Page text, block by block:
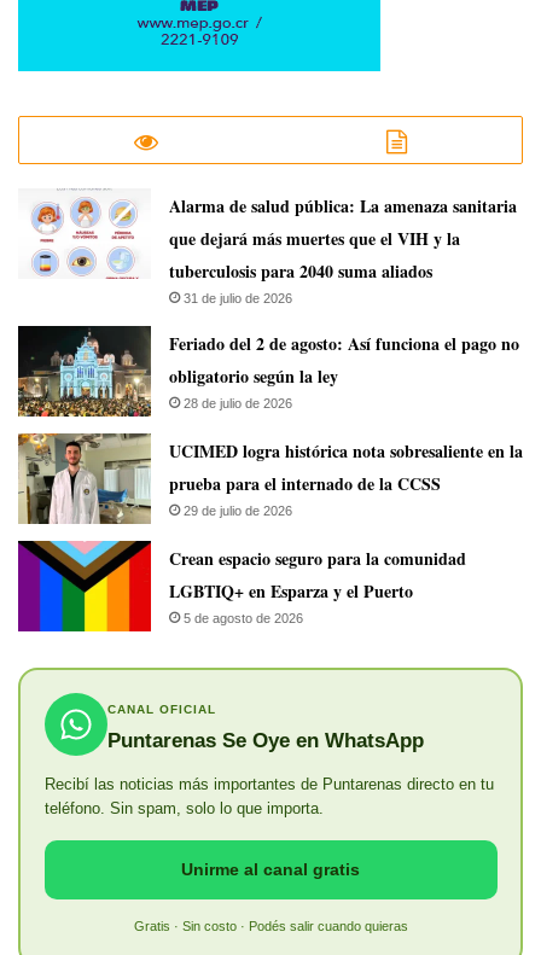
​Alarma de salud pública: La amenaza sanitaria
que dejará más muertes que el VIH y la
tuberculosis para 2040 suma aliados
31 de julio de 2026
Feriado del 2 de agosto: Así funciona el pago no
obligatorio según la ley
28 de julio de 2026
UCIMED logra histórica nota sobresaliente en la
prueba para el internado de la CCSS
29 de julio de 2026
Crean espacio seguro para la comunidad
LGBTIQ+ en Esparza y el Puerto
5 de agosto de 2026
CANAL OFICIAL
Puntarenas Se Oye en WhatsApp
Recibí las noticias más importantes de Puntarenas directo en tu
teléfono. Sin spam, solo lo que importa.
Unirme al canal gratis
Gratis · Sin costo · Podés salir cuando quieras